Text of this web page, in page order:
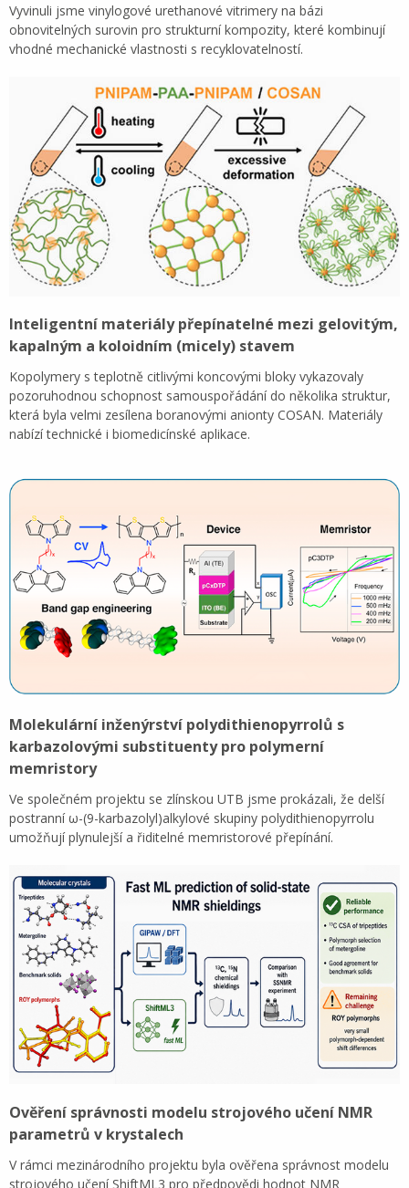
Vyvinuli jsme vinylogové urethanové vitrimery na bázi
obnovitelných surovin pro strukturní kompozity, které kombinují
vhodné mechanické vlastnosti s recyklovatelností.
Inteligentní materiály přepínatelné mezi gelovitým,
kapalným a koloidním (micely) stavem
Kopolymery s teplotně citlivými koncovými bloky vykazovaly
pozoruhodnou schopnost samouspořádání do několika struktur,
která byla velmi zesílena boranovými anionty COSAN. Materiály
nabízí technické i biomedicínské aplikace.
Molekulární inženýrství polydithienopyrrolů s
karbazolovými substituenty pro polymerní
memristory
Ve společném projektu se zlínskou UTB jsme prokázali, že delší
postranní ω-(9-karbazolyl)alkylové skupiny polydithienopyrrolu
umožňují plynulejší a řiditelné memristorové přepínání.
Ověření správnosti modelu strojového učení NMR
parametrů v krystalech
V rámci mezinárodního projektu byla ověřena správnost modelu
strojového učení ShiftML3 pro předpovědi hodnot NMR